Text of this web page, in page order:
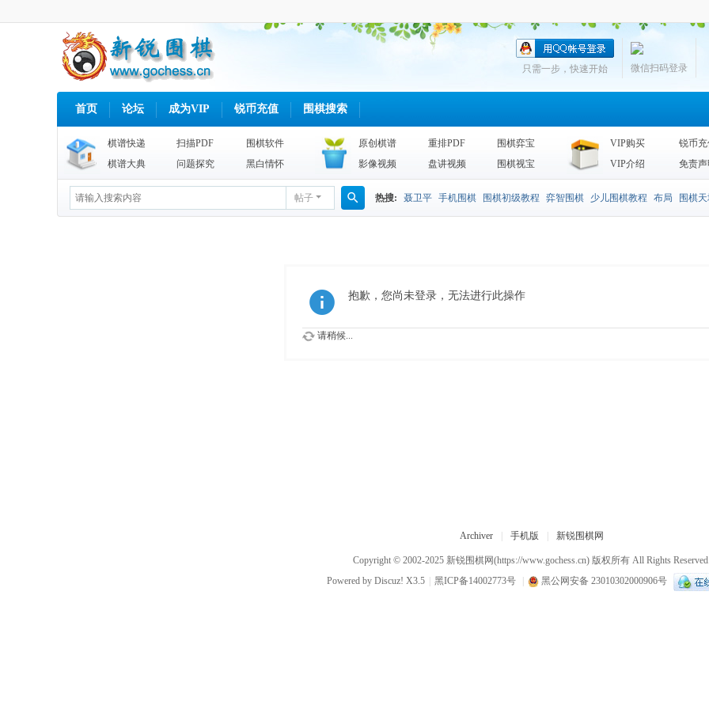
微信扫码登录
只需一步，快速开始
首页 论坛 成为VIP 锐币充值 围棋搜索
棋谱快递 扫描PDF
围棋软件
棋谱大典
问题探究 黑白情怀
原创棋谱 重排PDF
围棋弈宝
影像视频
盘讲视频 围棋视宝
VIP购买
锐币
VIP介绍
免责
帖子
搜
热搜: 聂卫平 手机围棋 围棋初级教程 弈智围棋 少儿围棋教程 布局 围棋
抱歉，您尚未登录，无法进行此操作
请稍候...
Archiver 手机版 新锐围棋网
Copyright © 2002-2025 新锐围棋网(https://www.gochess.cn) 版权所有 All Rights
Powered by Discuz! X3.5 黑ICP备14002773号 黑公网安备 23010302000906号